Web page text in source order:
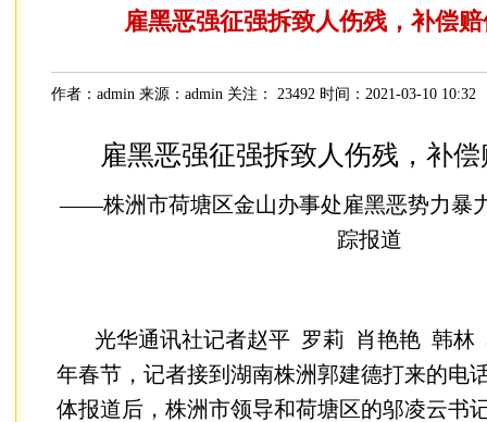
雇黑恶强征强拆致人伤残，补偿
作者：admin 来源：admin 关注： 23492 时间：2021-03-10 10:32
雇黑恶强征强拆致人伤残，补
——株洲市荷塘区金山办事处雇黑恶势力暴
踪报道
光华通讯社记者赵平 罗莉 肖艳艳 韩林
年春节，记者接到湖南株洲郭建德打来的电
体报道后，株洲市领导和荷塘区的邬凌云书